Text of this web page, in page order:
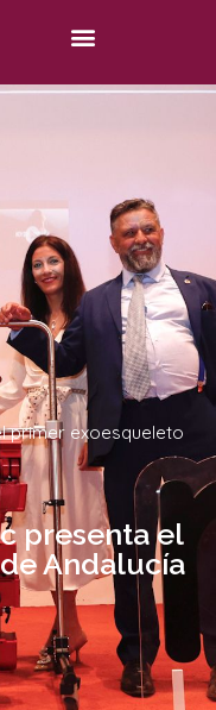
primer exoesqueleto
presenta el
Andalucía